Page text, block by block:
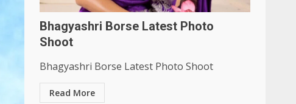
Bhagyashri Borse Latest Photo
Shoot
Bhagyashri Borse Latest Photo Shoot
Read More